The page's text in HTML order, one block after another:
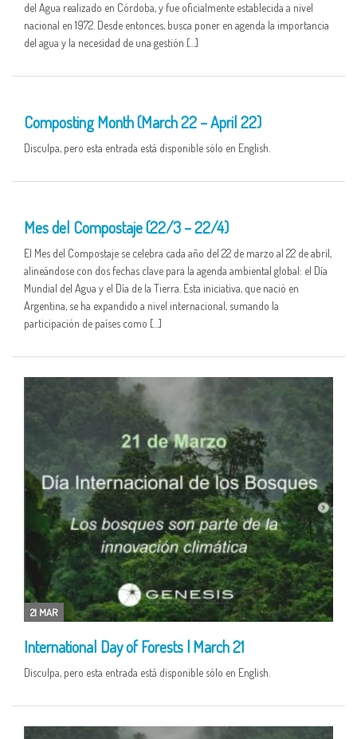
del Agua realizado en Córdoba, y fue oficialmente establecida a nivel
nacional en 1972. Desde entonces, busca poner en agenda la importancia
del agua y la necesidad de una gestión […]
Composting Month (March 22 – April 22)
Disculpa, pero esta entrada está disponible sólo en English.
Mes del Compostaje (22/3 – 22/4)
El Mes del Compostaje se celebra cada año del 22 de marzo al 22 de abril,
alineándose con dos fechas clave para la agenda ambiental global: el Día
Mundial del Agua y el Día de la Tierra. Esta iniciativa, que nació en
Argentina, se ha expandido a nivel internacional, sumando la
participación de países como […]
21 MAR
International Day of Forests | March 21
Disculpa, pero esta entrada está disponible sólo en English.